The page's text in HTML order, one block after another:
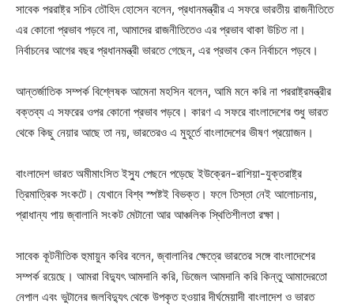
সাবেক পররাষ্ট্র সচিব তৌহিদ হোসেন বলেন, প্রধানমন্ত্রীর এ সফরে ভারতীয় রাজনীতিতে
এর কোনো প্রভাব পড়বে না, আমাদের রাজনীতিতেও এর প্রভাব থাকা উচিত না।
নির্বাচনের আগের বছর প্রধানমন্ত্রী ভারতে গেছেন, এর প্রভাব কেন নির্বাচনে পড়বে।
আন্তর্জাতিক সম্পর্ক বিশ্লেষক আমেনা মহসিন বলেন, আমি মনে করি না পররাষ্ট্রমন্ত্রীর
বক্তব্য এ সফরের ওপর কোনো প্রভাব পড়বে। কারণ এ সফরে বাংলাদেশের শুধু ভারত
থেকে কিছু নেয়ার আছে তা নয়, ভারতেরও এ মুহূর্তে বাংলাদেশের ভীষণ প্রয়োজন।
বাংলাদেশ ভারত অমীমাংসিত ইস্যু পেছনে পড়েছে ইউক্রেন-রাশিয়া-যুক্তরাষ্ট্র
ত্রিমাত্রিক সংকটে। যেখানে বিশ্ব স্পষ্টই বিভক্ত। ফলে তিস্তা নেই আলোচনায়,
প্রাধান্য পায় জ্বালানি সংকট মেটানো আর আঞ্চলিক স্থিতিশীলতা রক্ষা।
সাবেক কূটনীতিক হুমায়ুন কবির বলেন, জ্বালানির ক্ষেত্রে ভারতের সঙ্গে বাংলাদেশের
সম্পর্ক রয়েছে। আমরা বিদ্যুৎ আমদানি করি, ডিজেল আমদানি করি কিন্তু আমাদেরতো
নেপাল এবং ভুটানের জলবিদ্যুৎ থেকে উপকৃত হওয়ার দীর্ঘমেয়াদী বাংলাদেশ ও ভারত